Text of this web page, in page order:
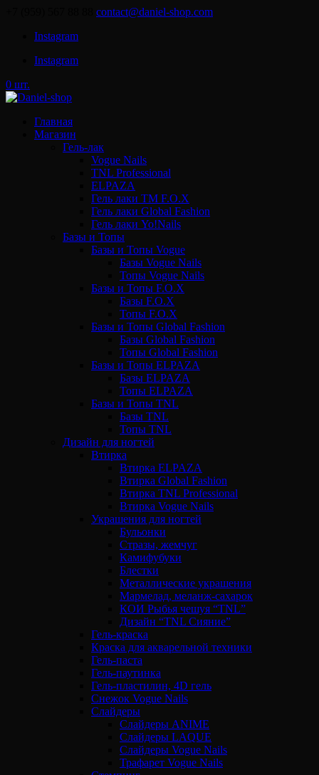
contact@daniel-shop.com
Instagram
Instagram
0 шт.
Главная
Магазин
Гель-лак
Vogue Nails
TNL Professional
ELPAZA
Гель лаки ТМ F.O.X
Гель лаки Global Fashion
Гель лаки Yo!Nails
Базы и Топы
Базы и Топы Vogue
Базы Vogue Nails
Топы Vogue Nails
Базы и Топы F.O.X
Базы F.O.X
Топы F.O.X
Базы и Топы Global Fashion
Базы Global Fashion
Топы Global Fashion
Базы и Топы ELPAZA
Базы ELPAZA
Топы ELPAZA
Базы и Топы TNL
Базы TNL
Топы TNL
Дизайн для ногтей
Втирка
Втирка ELPAZA
Втирка Global Fashion
Втирка TNL Professional
Втирка Vogue Nails
Украшения для ногтей
Бульонки
Стразы, жемчуг
Камифубуки
Блестки
Металлические украшения
Мармелад, меланж-сахарок
КОИ Рыбья чешуя “TNL”
Дизайн “TNL Сияние”
Гель-краска
Краска для акварельной техники
Гель-паста
Гель-паутинка
Гель-пластилин, 4D гель
Снежок Vogue Nails
Слайдеры
Слайдеры ANIME
Слайдеры LAQUE
Слайдеры Vogue Nails
Трафарет Vogue Nails